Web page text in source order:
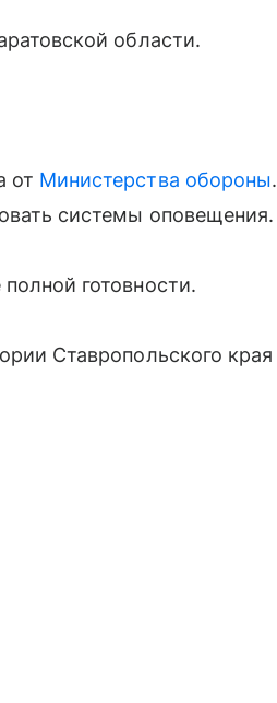
области.
от Министерства обороны.
системы оповещения.
готовности.
Ставропольского края